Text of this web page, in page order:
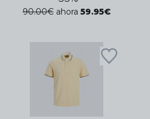
90.00€ ahora 59.95€